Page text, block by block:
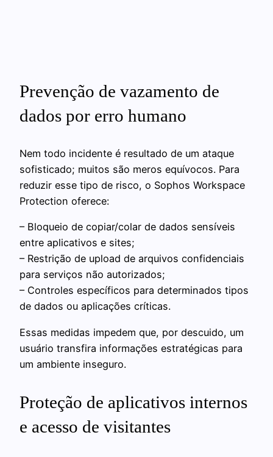
Prevenção de vazamento de
dados por erro humano
Nem todo incidente é resultado de um ataque
sofisticado; muitos são meros equívocos. Para
reduzir esse tipo de risco, o Sophos Workspace
Protection oferece:
– Bloqueio de copiar/colar de dados sensíveis
entre aplicativos e sites;
– Restrição de upload de arquivos confidenciais
para serviços não autorizados;
– Controles específicos para determinados tipos
de dados ou aplicações críticas.
Essas medidas impedem que, por descuido, um
usuário transfira informações estratégicas para
um ambiente inseguro.
Proteção de aplicativos internos
e acesso de visitantes